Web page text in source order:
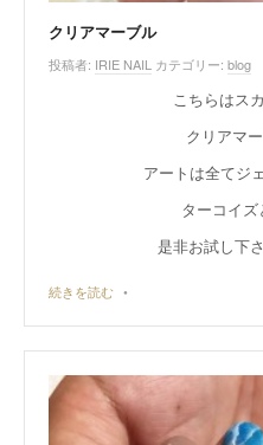
クリアマーブル
投稿者: IRIE NAIL カテゴリー: blog
こちらはス
クリアマ
アートは全てジ
ターコイズ
是非お試し
続きを読む •